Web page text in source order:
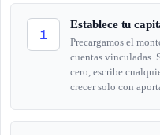
1
Establece tu
Precargamos el
cuentas vinculadas.
cero, escribe
crecer solo con